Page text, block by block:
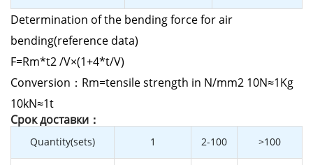
Determination of the bending force for air
bending(reference data)
F=Rm*t2 /V×(1+4*t/V)
Conversion：Rm=tensile strength in N/mm2 10N≈1Kg
10kN≈1t
Cрок доставки：
Quantity(sets) 1 2-100 >100